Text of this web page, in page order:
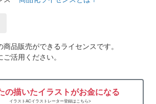
品販売ができるライセンスです。
活用ください。
の描いたイラストがお金になる
イラストACイラストレーター登録はこちら>